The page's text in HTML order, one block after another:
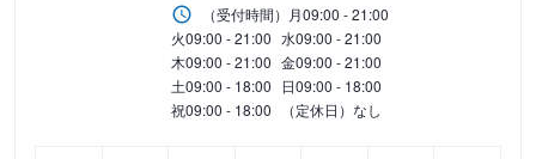
（受付時間） 月09:00 - 21:00
火09:00 - 21:00 水09:00 - 21:00
木09:00 - 21:00 金09:00 - 21:00
土09:00 - 18:00 日09:00 - 18:00
祝09:00 - 18:00 （定休日）なし